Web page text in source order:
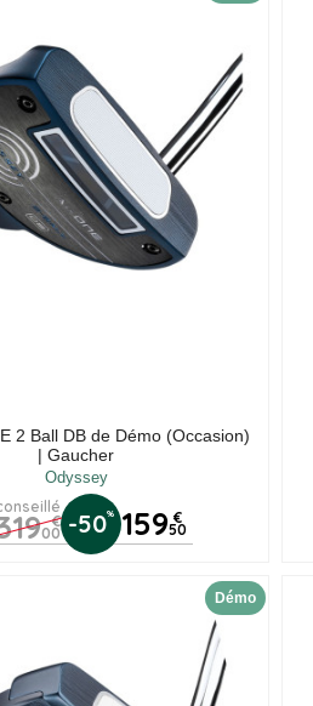
2 Ball DB de Démo (Occasion)
| Gaucher
Odyssey
€
00 -50% 159 €
50
Démo